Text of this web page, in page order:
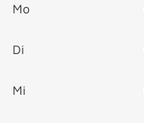
Mo
Di
Mi